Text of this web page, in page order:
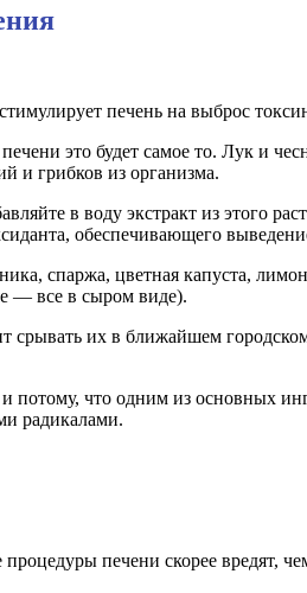
печень на выброс
это будет самое то. Лук и
и грибков из организма.
в воду экстракт из этого
обеспечивающего
спаржа, цветная капуста,
— все в сыром виде).
их в ближайшем
что одним из основных
радикалами.
печени скорее вредят,